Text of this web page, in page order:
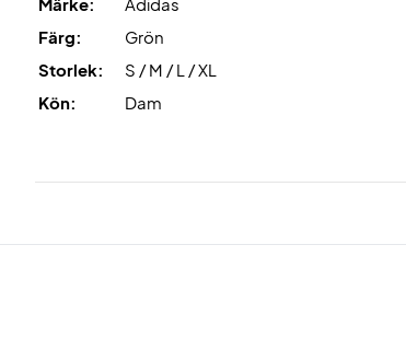
Färg:
Grön
Storlek:
S / M / L / XL
Kön:
Dam